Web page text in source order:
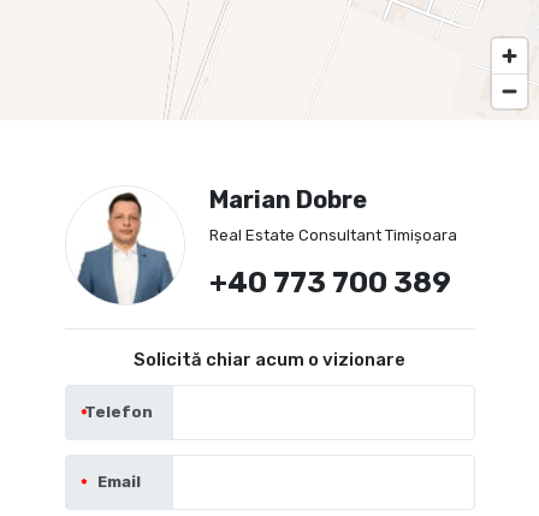
Marian Dobre
Real Estate Consultant Timișoara
+40 773 700 389
Solicită chiar acum o vizionare
Telefon
Email